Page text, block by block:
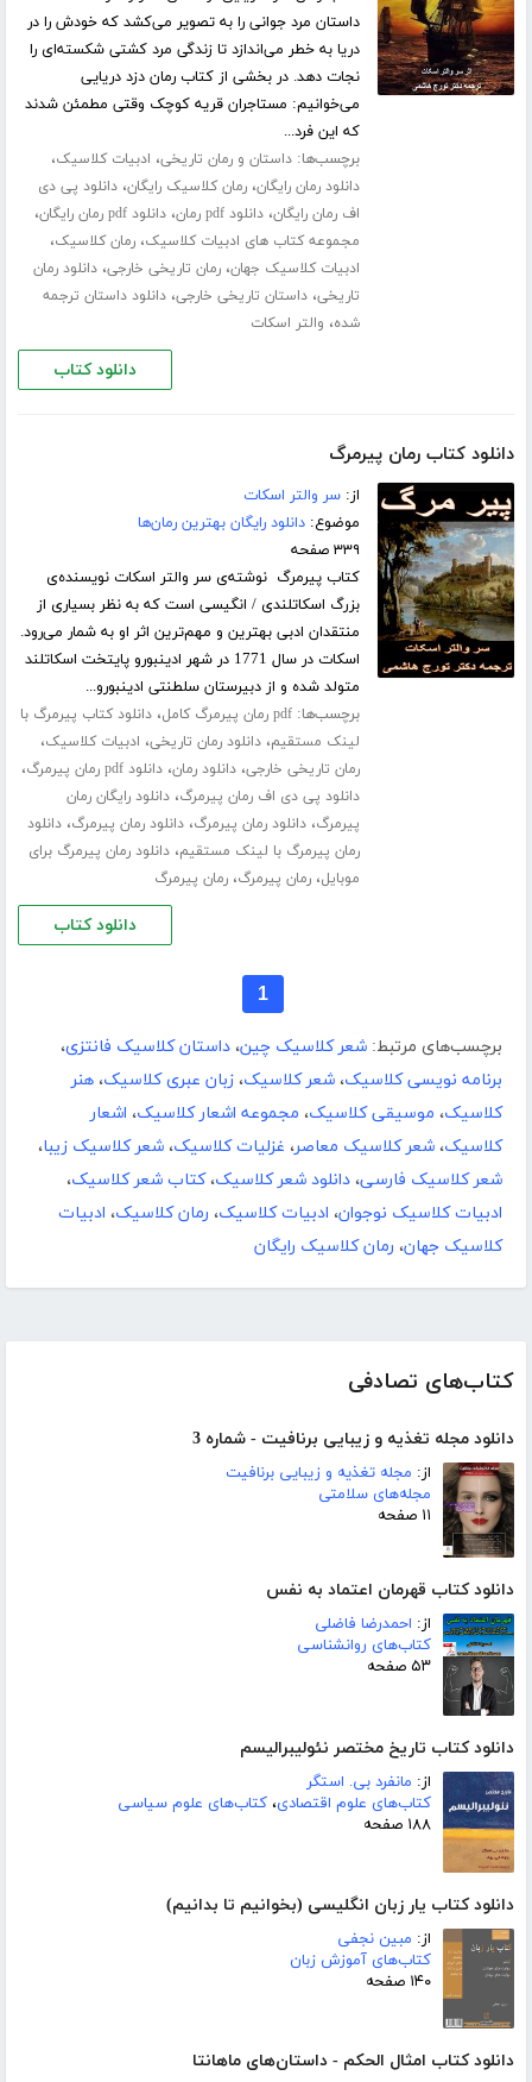
کتاب‌های تصادفی
دانلود مجله تغذیه و زیبایی برنافیت - شماره 3
از: مجله تغذیه و زیبایی برنافیت
مجله‌های سلامتی
۱۱ صفحه
دانلود کتاب قهرمان اعتماد به نفس
از: احمدرضا فاضلی
کتاب‌های روانشناسی
۵۳ صفحه
دانلود کتاب تاریخ مختصر نئولیبرالیسم
از: مانفرد بی. استگر
کتاب‌های علوم اقتصادی، کتاب‌های علوم سیاسی
۱۸۸ صفحه
دانلود کتاب یار زبان انگلیسی (بخوانیم تا بدانیم)
از: مبین نجفی
کتاب‌های آموزش زبان
۱۴۰ صفحه
دانلود کتاب امثال الحکم - داستان‌های ماهانتا
داستان مرد جوانی را به تصویر می‌کشد که خودش را در
دریا به خطر می‌اندازد تا زندگی مرد کشتی شکسته‌ای را
نجات دهد. در بخشی از کتاب رمان دزد دریایی
می‌خوانیم: مستاجران قریه کوچک وقتی مطمئن شدند
که این فرد...
برچسب‌ها:داستان و رمان تاریخی، ادبیات کلاسیک،
دانلود رمان رایگان،رمان کلاسیک رایگان،دانلود پی دی
اف رمان رایگان،دانلود pdf رمان ،دانلود pdf رمان رایگان ،
مجموعه کتاب های ادبیات کلاسیک،رمان کلاسیک،
ادبیات کلاسیک جهان،رمان تاریخی خارجی،دانلود رمان
تاریخی،داستان تاریخی خارجی،دانلود داستان ترجمه
شده، والتر اسکات
دانلود کتاب
دانلود کتاب رمان پیرمرگ
از:سر والتر اسکات
موضوع:دانلود رایگان بهترین رمان‌ها
۳۳۹ صفحه
کتاب پیرمرگ نوشته‌ی سر والتر اسکات نویسنده‌ی
بزرگ اسکاتلندی / انگیسی است که به نظر بسیاری از
منتقدان ادبی بهترین و مهم‌ترین اثر او به شمار می‌رود.
اسکات در سال 1771 در شهر ادینبورو پایتخت اسکاتلند
متولد شده و از دبیرستان سلطنتی ادینبورو...
برچسب‌ها:pdf رمان پیرمرگ کامل ،دانلود کتاب پیرمرگ با
لینک مستقیم،دانلود رمان تاریخی، ادبیات کلاسیک،
رمان تاریخی خارجی،دانلود رمان،دانلود pdf رمان پیرمرگ ،
دانلود پی دی اف رمان پیرمرگ،دانلود رایگان رمان
پیرمرگ،دانلود رمان پیرمرگ،دانلود رمان پیرمرگ،دانلود
رمان پیرمرگ با لینک مستقیم،دانلود رمان پیرمرگ برای
موبایل،رمان پیرمرگ،رمان پیرمرگ
دانلود کتاب
1
برچسب‌های مرتبط: شعر کلاسیک چین، داستان کلاسیک فانتزی،
برنامه نویسی کلاسیک، شعر کلاسیک، زبان عبری کلاسیک، هنر
کلاسیک، موسیقی کلاسیک، مجموعه اشعار کلاسیک، اشعار
کلاسیک، شعر کلاسیک معاصر، غزلیات کلاسیک، شعر کلاسیک زیبا،
شعر کلاسیک فارسی، دانلود شعر کلاسیک،کتاب شعر کلاسیک،
ادبیات کلاسیک نوجوان، ادبیات کلاسیک، رمان کلاسیک، ادبیات
کلاسیک جهان، رمان کلاسیک رایگان